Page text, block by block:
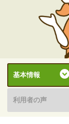
基本情報
利用者の声